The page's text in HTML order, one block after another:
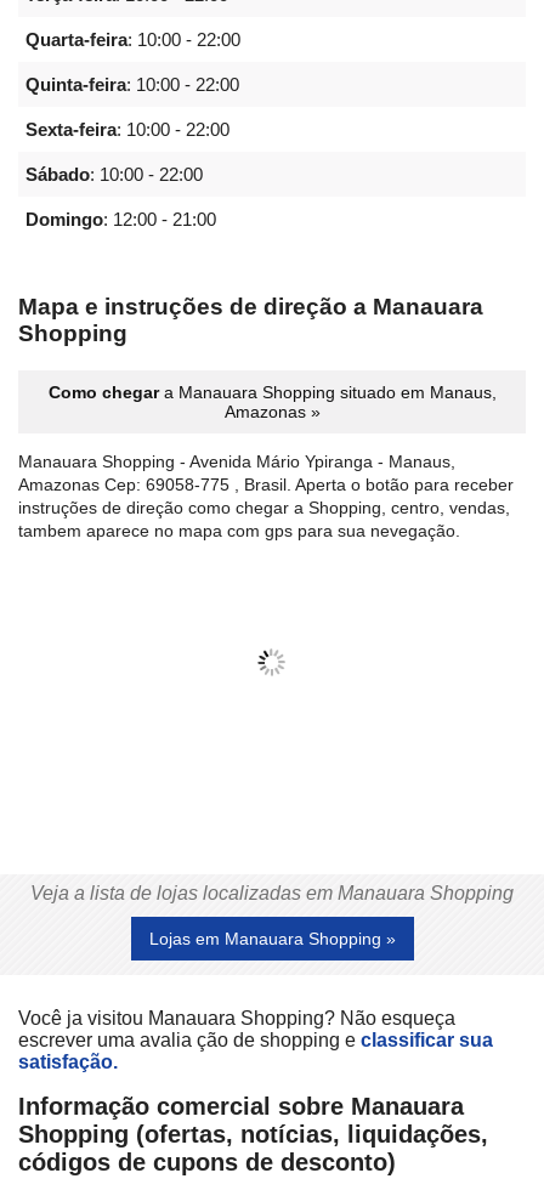
Quarta-feira: 10:00 - 22:00
Quinta-feira: 10:00 - 22:00
Sexta-feira: 10:00 - 22:00
Sábado: 10:00 - 22:00
Domingo: 12:00 - 21:00
Mapa e instruções de direção a Manauara
Shopping
Como chegara Manauara Shopping situado em Manaus,
Amazonas »
Manauara Shopping - Avenida Mário Ypiranga - Manaus,
Amazonas Cep: 69058-775 , Brasil. Aperta o botão para receber
instruções de direção como chegar a Shopping, centro, vendas,
tambem aparece no mapa com gps para sua nevegação.
Veja a lista de lojas localizadas em Manauara Shopping
Lojas em Manauara Shopping »
Você ja visitou Manauara Shopping? Não esqueça
escrever uma avalia ção de shopping e classificar sua
satisfação.
Informação comercial sobre Manauara
Shopping (ofertas, notícias, liquidações,
códigos de cupons de desconto)